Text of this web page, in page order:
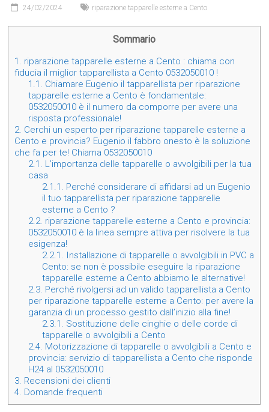
24/02/2024 riparazione tapparelle esterne a Cento
Sommario
1. riparazione tapparelle esterne a Cento : chiama con
fiducia il miglior tapparellista a Cento 0532050010 !
1.1. Chiamare Eugenio il tapparellista per riparazione
tapparelle esterne a Cento è fondamentale:
0532050010 è il numero da comporre per avere una
risposta professionale!
2. Cerchi un esperto per riparazione tapparelle esterne a
Cento e provincia? Eugenio il fabbro onesto è la soluzione
che fa per te! Chiama 0532050010
2.1. L’importanza delle tapparelle o avvolgibili per la tua
casa
2.1.1. Perché considerare di affidarsi ad un Eugenio
il tuo tapparellista per riparazione tapparelle
esterne a Cento ?
2.2. riparazione tapparelle esterne a Cento e provincia:
0532050010 è la linea sempre attiva per risolvere la tua
esigenza!
2.2.1. Installazione di tapparelle o avvolgibili in PVC a
Cento: se non è possibile eseguire la riparazione
tapparelle esterne a Cento abbiamo le alternative!
2.3. Perché rivolgersi ad un valido tapparellista a Cento
per riparazione tapparelle esterne a Cento: per avere la
garanzia di un processo gestito dall’inizio alla fine!
2.3.1. Sostituzione delle cinghie o delle corde di
tapparelle o avvolgibili a Cento
2.4. Motorizzazione di tapparelle o avvolgibili a Cento e
provincia: servizio di tapparellista a Cento che risponde
H24 al 0532050010
3. Recensioni dei clienti
4. Domande frequenti